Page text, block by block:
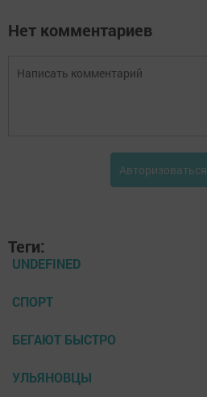
Нет комментариев
Авторизоваться
Теги:
UNDEFINED
СПОРТ
БЕГАЮТ БЫСТРО
УЛЬЯНОВЦЫ